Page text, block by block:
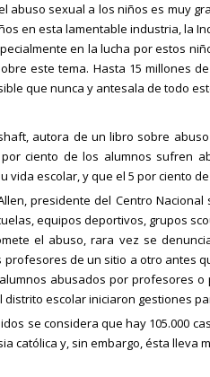
abuso sexual a los niños es muy
en esta lamentable industria, la
en la lucha por estos
este tema. Hasta 15 millones
que nunca y antesala de todo
autora de un libro sobre
ciento de los alumnos sufren
vida escolar, y que el 5 por ciento
presidente del Centro
equipos deportivos, grupos
el abuso, rara vez se
profesores de un sitio a otro antes
abusados por profesores
distrito escolar iniciaron gestiones
se considera que hay 105.000
católica y, sin embargo, ésta lleva